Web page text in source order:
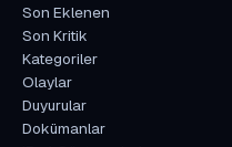
Son Eklenen
Son Kritik
Kategoriler
Olaylar
Duyurular
Dokümanlar